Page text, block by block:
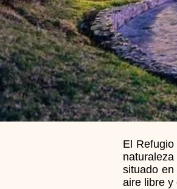
El
situado
aire libre y